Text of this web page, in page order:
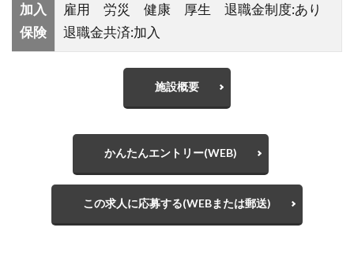
加入
保険
雇用 労災 健康 厚生 退職金制度:あり
退職金共済:加入
施設概要
かんたんエントリー(WEB)
この求人に応募する(WEBまたは郵送)